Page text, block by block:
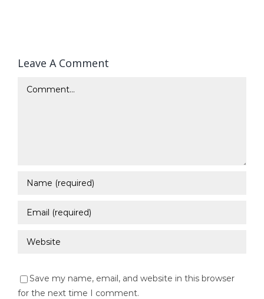
Leave A Comment
Comment
Save my name, email, and website in this browser
for the next time I comment.